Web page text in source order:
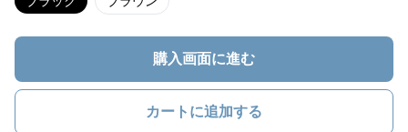
購入画面に進む
カートに追加する